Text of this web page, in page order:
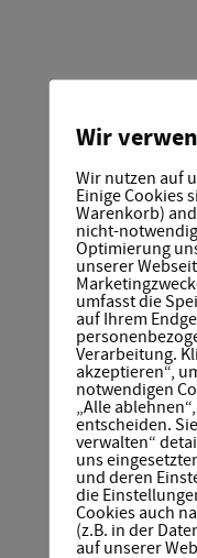
gefördert
Wir
Wir nutzen auf
Einige Cookies
Warenkorb)
nicht-
Optimierung
unserer
umfasst die
auf Ihrem
Verarbeitung.
akzeptieren“,
notwendigen
„Alle
entscheiden.
verwalten“
uns
und deren
die
Cookies auch
(z.B. in der
auf unserer